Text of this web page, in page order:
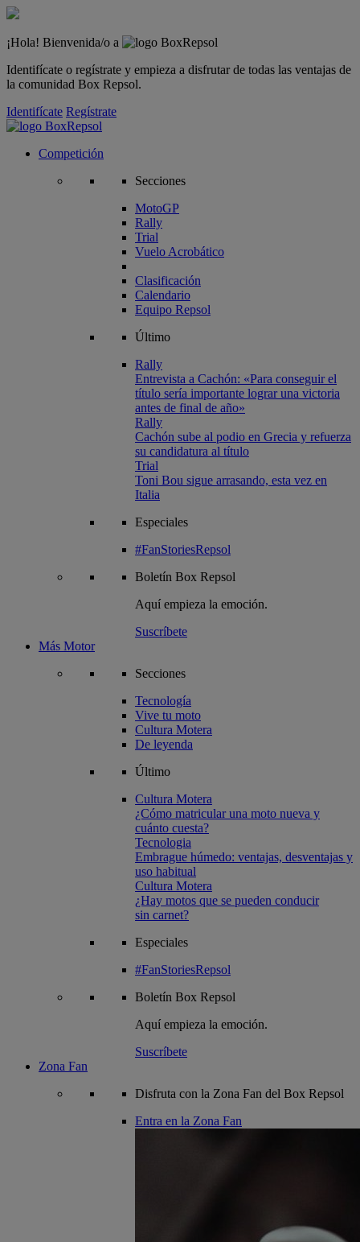
¡Hola! Bienvenida/o a
Identifícate o regístrate y empieza a disfrutar de todas las ventajas de
la comunidad Box Repsol.
Identifícate Regístrate
Competición
Secciones
MotoGP
Rally
Trial
Vuelo Acrobático
Clasificación
Calendario
Equipo Repsol
Último
Rally
Entrevista a Cachón: «Para conseguir el
título sería importante lograr una victoria
antes de final de año»
Rally
Cachón sube al podio en Grecia y refuerza
su candidatura al título
Trial
Toni Bou sigue arrasando, esta vez en
Italia
Especiales
#FanStoriesRepsol
Boletín Box Repsol
Aquí empieza la emoción.
Suscríbete
Más Motor
Secciones
Tecnología
Vive tu moto
Cultura Motera
De leyenda
Último
Cultura Motera
¿Cómo matricular una moto nueva y
cuánto cuesta?
Tecnologia
Embrague húmedo: ventajas, desventajas y
uso habitual
Cultura Motera
¿Hay motos que se pueden conducir
sin carnet?
Especiales
#FanStoriesRepsol
Boletín Box Repsol
Aquí empieza la emoción.
Suscríbete
Zona Fan
Disfruta con la Zona Fan del Box Repsol
Entra en la Zona Fan